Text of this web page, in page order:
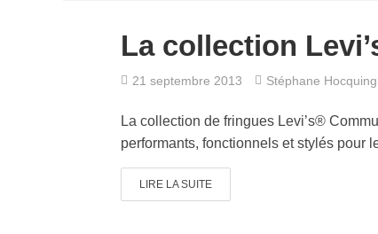
La collection
21 septembre 2013 Stéphane
La collection de fringues Levi’s®
performants, fonctionnels et stylés pour
LIRE LA SUITE